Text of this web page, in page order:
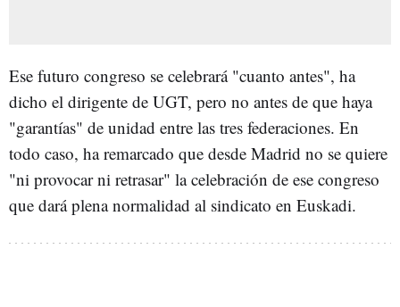
Ese futuro congreso se celebrará "cuanto antes", ha
dicho el dirigente de UGT, pero no antes de que haya
"garantías" de unidad entre las tres federaciones. En
todo caso, ha remarcado que desde Madrid no se quiere
"ni provocar ni retrasar" la celebración de ese congreso
que dará plena normalidad al sindicato en Euskadi.